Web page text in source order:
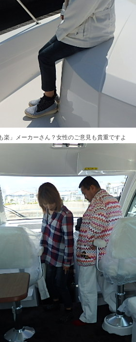
楽」メーカーさん？女性のご意見も貴重ですよ